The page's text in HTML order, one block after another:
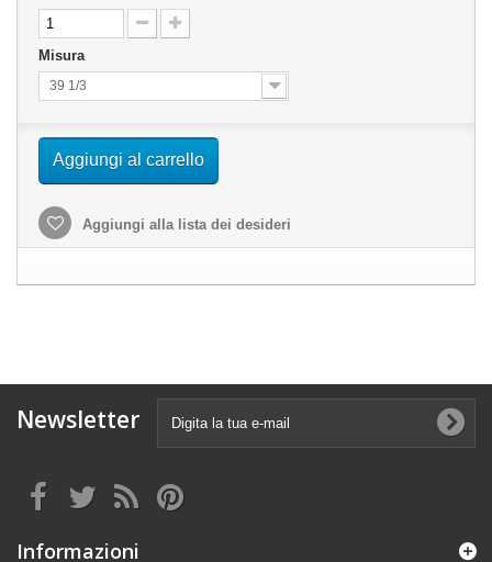
Misura
39 1/3
Aggiungi al carrello
Aggiungi alla lista dei desideri
Newsletter
Informazioni